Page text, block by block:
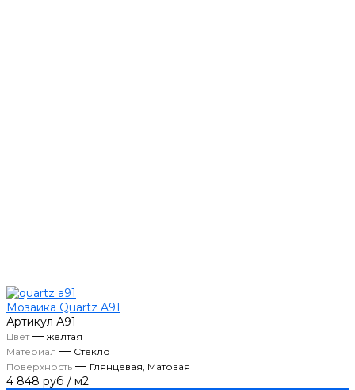
Мозаика Quartz A91
Артикул А91
Цвет— жёлтая
Материал — Стекло
Поверхность — Глянцевая, Матовая
4 848 руб / м2